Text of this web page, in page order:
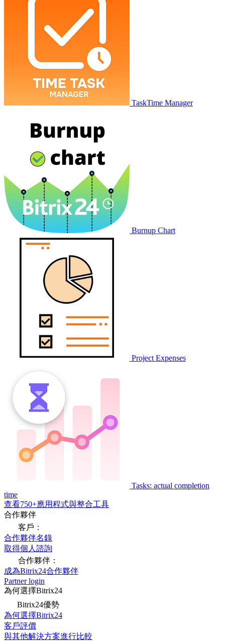
TaskTime Manager
Burnup Chart
Project Expenses
Tasks: actual completion
time
查看750+應用程式與整合工具
合作夥伴
客戶：
合作夥伴名錄
取得個人諮詢
合作夥伴：
成為Bitrix24合作夥伴
Partner login
為何選擇Bitrix24
Bitrix24優勢
為何選擇Bitrix24
客戶評價
與其他解決方案進行比較